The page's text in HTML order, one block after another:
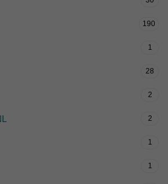
190
1
28
2
2
1
1